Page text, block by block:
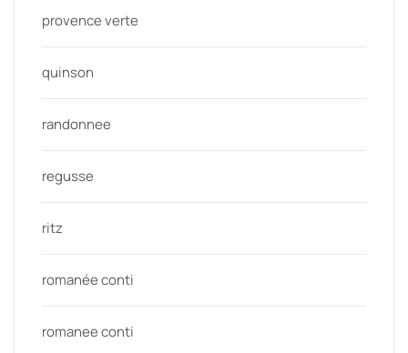
provence verte
quinson
randonnee
regusse
ritz
romanée conti
romanee conti